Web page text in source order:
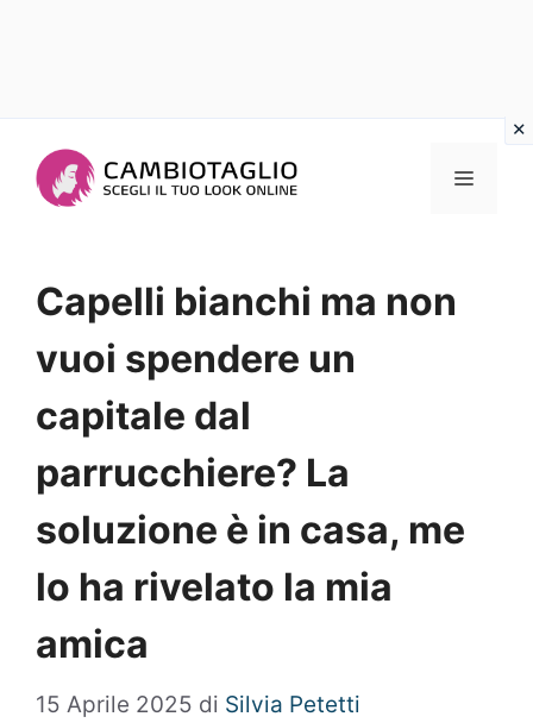
Menu
Capelli bianchi ma non
vuoi spendere un
capitale dal
parrucchiere? La
soluzione è in casa, me
lo ha rivelato la mia
amica
15 Aprile 2025 di Silvia Petetti